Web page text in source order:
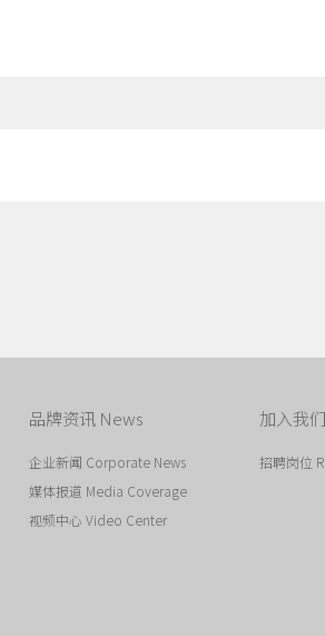
品牌资讯 News
企业新闻 Corporate News
媒体报道 Media Coverage
视频中心 Video Center
加入我
招聘岗位